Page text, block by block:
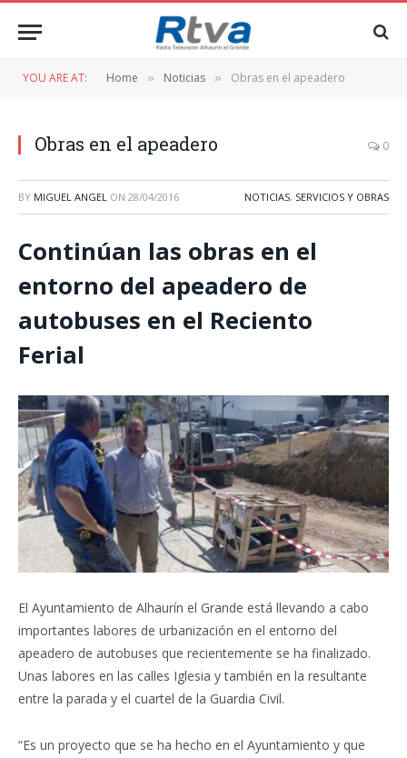
YOU ARE AT: Home » Noticias » Obras en el apeadero
Obras en el apeadero 0
BY MIGUEL ANGEL ON 28/04/2016 NOTICIAS, SERVICIOS Y OBRAS
Continúan las obras en el
entorno del apeadero de
autobuses en el Reciento
Ferial
El Ayuntamiento de Alhaurín el Grande está llevando a cabo
importantes labores de urbanización en el entorno del
apeadero de autobuses que recientemente se ha finalizado.
Unas labores en las calles Iglesia y también en la resultante
entre la parada y el cuartel de la Guardia Civil.
“Es un proyecto que se ha hecho en el Ayuntamiento y que